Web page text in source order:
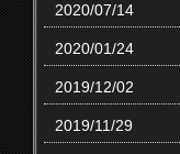
2020/07/14
2020/01/24
2019/12/02
2019/11/29